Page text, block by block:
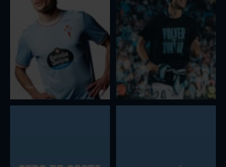
Carl Starfelt Carlos Domínguez